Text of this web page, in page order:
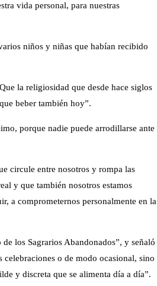
vida personal, para nuestras
niños y niñas que habían recibido
la religiosidad que desde hace siglos
beber también hoy”.
porque nadie puede arrodillarse ante
circule entre nosotros y rompa las
y que también nosotros estamos
a comprometernos personalmente en la
los Sagrarios Abandonados”, y señaló
celebraciones o de modo ocasional, sino
y discreta que se alimenta día a día”.